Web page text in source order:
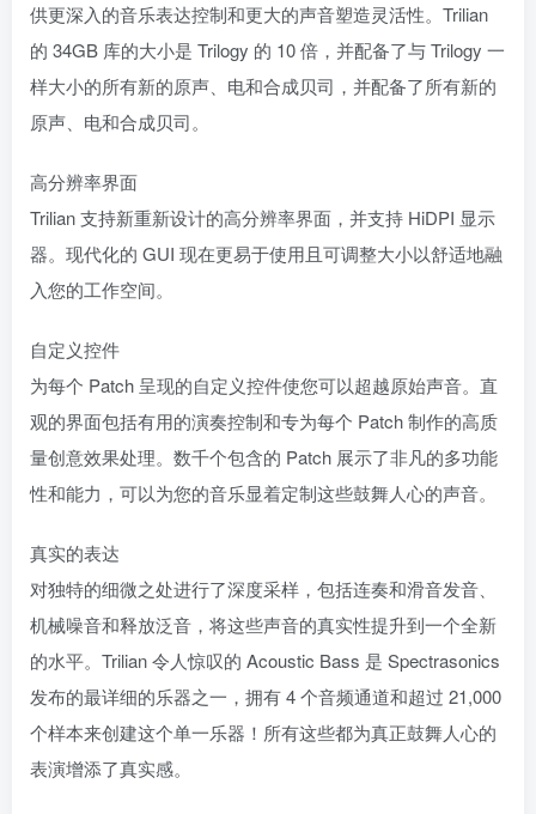
供更深入的音乐表达控制和更大的声音塑造灵活性。Trilian
的 34GB 库的大小是 Trilogy 的 10 倍，并配备了与 Trilogy 一
样大小的所有新的原声、电和合成贝司，并配备了所有新的
原声、电和合成贝司。
高分辨率界面
Trilian 支持新重新设计的高分辨率界面，并支持 HiDPI 显示
器。现代化的 GUI 现在更易于使用且可调整大小以舒适地融
入您的工作空间。
自定义控件
为每个 Patch 呈现的自定义控件使您可以超越原始声音。直
观的界面包括有用的演奏控制和专为每个 Patch 制作的高质
量创意效果处理。数千个包含的 Patch 展示了非凡的多功能
性和能力，可以为您的音乐显着定制这些鼓舞人心的声音。
真实的表达
对独特的细微之处进行了深度采样，包括连奏和滑音发音、
机械噪音和释放泛音，将这些声音的真实性提升到一个全新
的水平。Trilian 令人惊叹的 Acoustic Bass 是 Spectrasonics
发布的最详细的乐器之一，拥有 4 个音频通道和超过 21,000
个样本来创建这个单一乐器！所有这些都为真正鼓舞人心的
表演增添了真实感。